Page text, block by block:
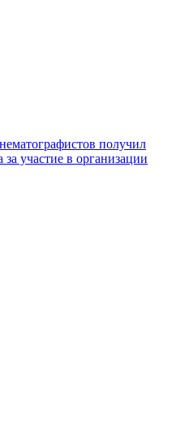
получил
за участие в организации